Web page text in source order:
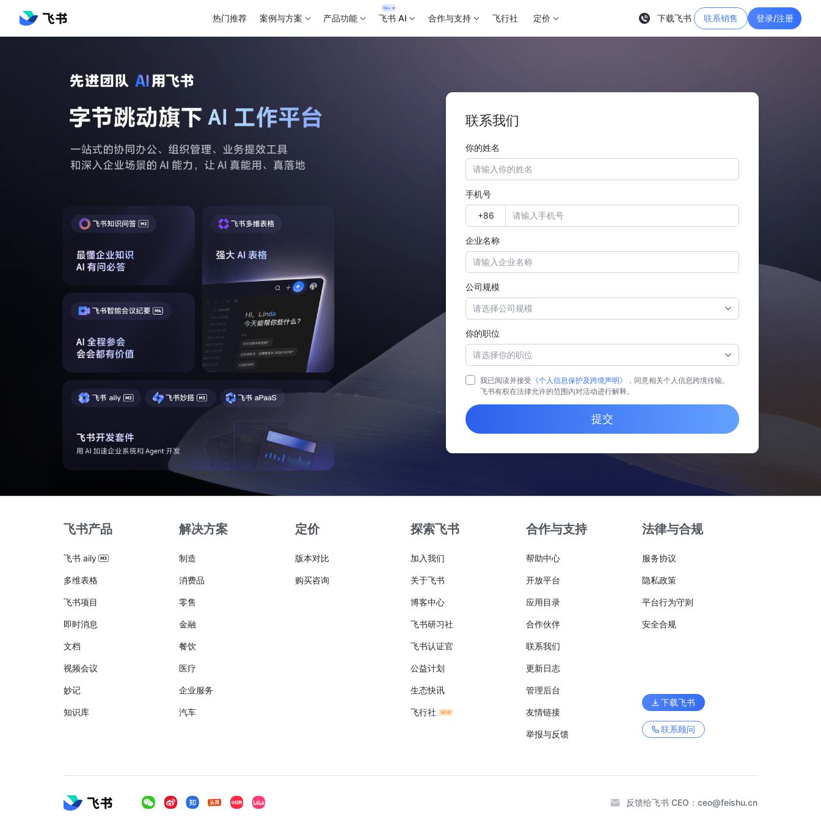
热门推荐 案例与方案 产品功能 飞书 AI 合作与支持 飞行社 定价 下载飞书 联系销售 登录/注册
联系我们
你的姓名
手机号
企业名称
公司规模
请选择公司规模
你的职位
请选择你的职位
我已阅读并接受 《个人信息保护及跨境声明》
，同意相关个人信息跨境传输。
飞书有权在法律允许的范围内对活动进行解释。
提交
飞书产品
飞书 aily
多维表格
飞书项目
即时消息
文档
视频会议
妙记
知识库
解决方案
制造
消费品
零售
金融
餐饮
医疗
企业服务
汽车
定价
版本对比
购买咨询
探索飞书
加入我们
关于飞书
博客中心
飞书研习社
飞书认证官
公益计划
生态快讯
飞行社
合作与支持
帮助中心
开放平台
应用目录
合作伙伴
联系我们
更新日志
管理后台
友情链接
举报与反馈
法律与合规
服务协议
隐私政策
平台行为守则
安全合规
下载飞书
联系顾问
反馈给飞书 CEO： ceo@feishu.cn